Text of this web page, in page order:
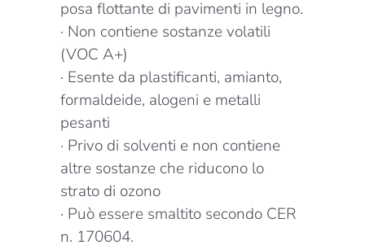
posa flottante di pavimenti in legno.
· Non contiene sostanze volatili
(VOC A+)
· Esente da plastificanti, amianto,
formaldeide, alogeni e metalli
pesanti
· Privo di solventi e non contiene
altre sostanze che riducono lo
strato di ozono
· Può essere smaltito secondo CER
n. 170604.